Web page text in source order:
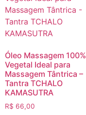
Óleo Massagem 100%
Vegetal Ideal para
Massagem Tântrica –
Tantra TCHALO
KAMASUTRA
R$ 66,00